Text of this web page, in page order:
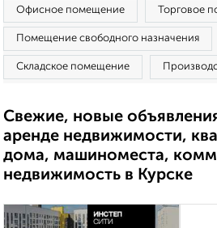
Офисное помещение Торговое
Помещение свободного назначения
Складское помещение
Свежие, новые
аренде недвижимости,
дома, машиноместа,
недвижимость в Курске